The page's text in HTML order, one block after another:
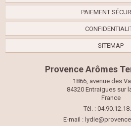
PAIEMENT
SITEMAP
Provence Arômes
1866, avenue des
84320 Entraigues sur
France
Tél. :
E-mail :